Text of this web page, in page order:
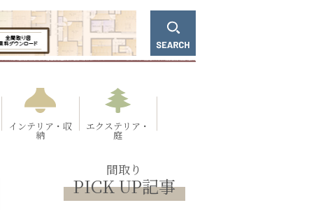
インテリア・収
納
エクステリア・
庭
間取り
PICK UP記事